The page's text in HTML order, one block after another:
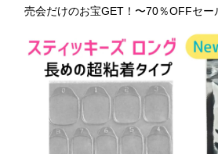
売会だけのお宝GET！〜70％OFFセー